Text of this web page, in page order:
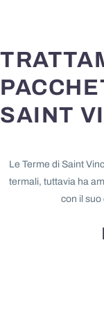
SAINT
Le Terme di Saint
termali, tuttavia ha
con il